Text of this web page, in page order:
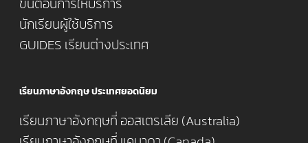
นักเรียนผู้ใช้บริการ
GUIDES เรียนต่างประเทศ
เรียนภาษาอังกฤษ ประเทศยอดนิยม
เรียนภาษาอังกฤษที่ ออสเตรเลีย (Australia)